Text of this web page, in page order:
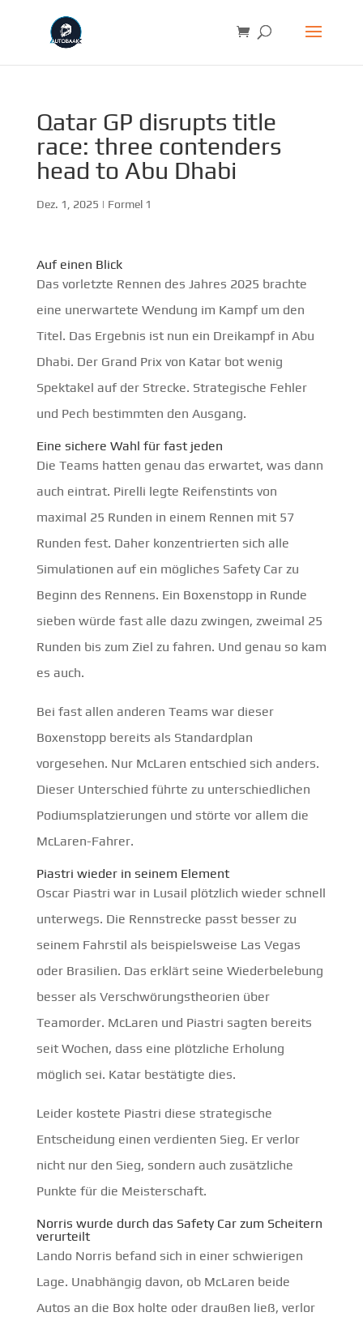
Qatar GP disrupts title
race: three contenders
head to Abu Dhabi
Dez. 1, 2025 | Formel 1
Auf einen Blick
Das vorletzte Rennen des Jahres 2025 brachte
eine unerwartete Wendung im Kampf um den
Titel. Das Ergebnis ist nun ein Dreikampf in Abu
Dhabi. Der Grand Prix von Katar bot wenig
Spektakel auf der Strecke. Strategische Fehler
und Pech bestimmten den Ausgang.
Eine sichere Wahl für fast jeden
Die Teams hatten genau das erwartet, was dann
auch eintrat. Pirelli legte Reifenstints von
maximal 25 Runden in einem Rennen mit 57
Runden fest. Daher konzentrierten sich alle
Simulationen auf ein mögliches Safety Car zu
Beginn des Rennens. Ein Boxenstopp in Runde
sieben würde fast alle dazu zwingen, zweimal 25
Runden bis zum Ziel zu fahren. Und genau so kam
es auch.
Bei fast allen anderen Teams war dieser
Boxenstopp bereits als Standardplan
vorgesehen. Nur McLaren entschied sich anders.
Dieser Unterschied führte zu unterschiedlichen
Podiumsplatzierungen und störte vor allem die
McLaren-Fahrer.
Piastri wieder in seinem Element
Oscar Piastri war in Lusail plötzlich wieder schnell
unterwegs. Die Rennstrecke passt besser zu
seinem Fahrstil als beispielsweise Las Vegas
oder Brasilien. Das erklärt seine Wiederbelebung
besser als Verschwörungstheorien über
Teamorder. McLaren und Piastri sagten bereits
seit Wochen, dass eine plötzliche Erholung
möglich sei. Katar bestätigte dies.
Leider kostete Piastri diese strategische
Entscheidung einen verdienten Sieg. Er verlor
nicht nur den Sieg, sondern auch zusätzliche
Punkte für die Meisterschaft.
Norris wurde durch das Safety Car zum Scheitern
verurteilt
Lando Norris befand sich in einer schwierigen
Lage. Unabhängig davon, ob McLaren beide
Autos an die Box holte oder draußen ließ, verlor